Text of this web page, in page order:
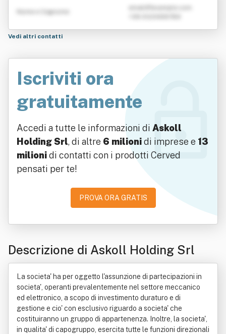
Nome e Cognome
Vedi altri contatti
Iscriviti ora
gratuitamente
Accedi a tutte le informazioni di Askoll
Holding Srl, di altre 6 milionidi imprese e 13
milionidi contatti con i prodotti Cerved
pensati per te!
PROVA ORA GRATIS
Descrizione di Askoll Holding Srl
La societa' ha per oggetto l'assunzione di partecipazioni in
societa', operanti prevalentemente nel settore meccanico
ed elettronico, a scopo di investimento duraturo e di
gestione e cio' con esclusivo riguardo a societa' che
costituiranno un gruppo di appartenenza. Inoltre, la societa',
in qualita' di capogruppo, esercita tutte le funzioni direzionali